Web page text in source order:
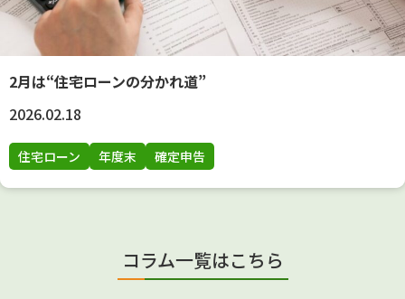
2月は“住宅ローンの分かれ道”
2026.02.18
住宅ローン 年度末 確定申告
コラム一覧はこちら